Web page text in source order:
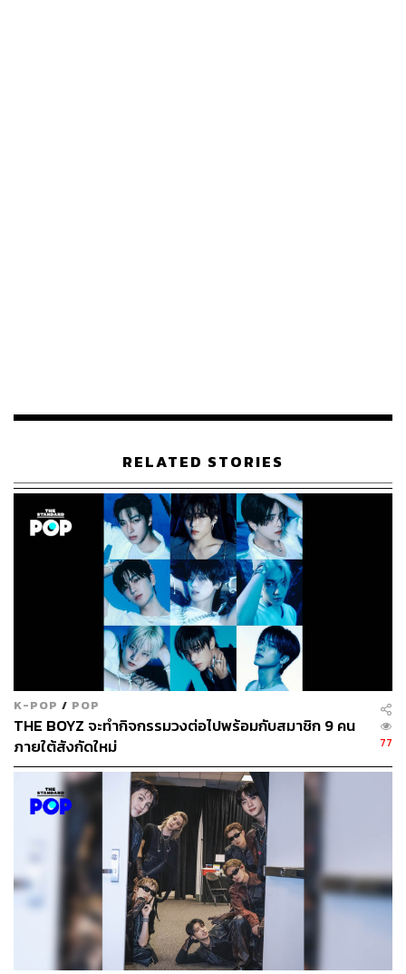
ส่วนบรรยากาศในห้อง Executive Producer Suite ทาง
K -Pop อดีตสมาชิกวง Wanna One มาตกแต่งห้องใหม่ชนิดที่
ว่ามองทางไหนก็เห็นแต่ Kang Daniel Everywhere! ทั้งซุ้ม
คาราโอเกะ พร้อมเวที K-Pop ให้ผู้พักได้สนุกปลดปล่อยความ
ดาวน์ในตัวเอง สเตชันรามยอนและสแน็กบาร์ ที่มีสูตรราม
ยอนสไตล์ Kang Daniel ไว้ให้ทำตาม นั่นยังไม่รวมโปรเจก
เตอร์ขนาดใหญ่ อัลบั้ม ของแฟนกู๊ด รวมถึงอัลบั้มพร้อมลาย
เซ็นและคลิปวิดีโอส่งตรงจากศิลปินอีกด้วย
RELATED STORIES
K-POP / POP
THE BOYZ จะทำกิจกรรมวงต่อไปพร้อมกับสมาชิก 9 คน
ภายใต้สังกัดใหม่
77